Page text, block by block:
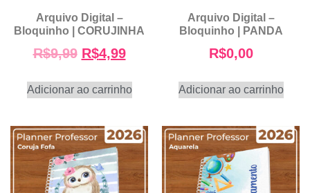
Arquivo Digital –
Bloquinho | CORUJINHA
R$9,99 R$4,99
Adicionar ao carrinho
Arquivo Digital –
Bloquinho | PANDA
R$0,00
Adicionar ao carrinho